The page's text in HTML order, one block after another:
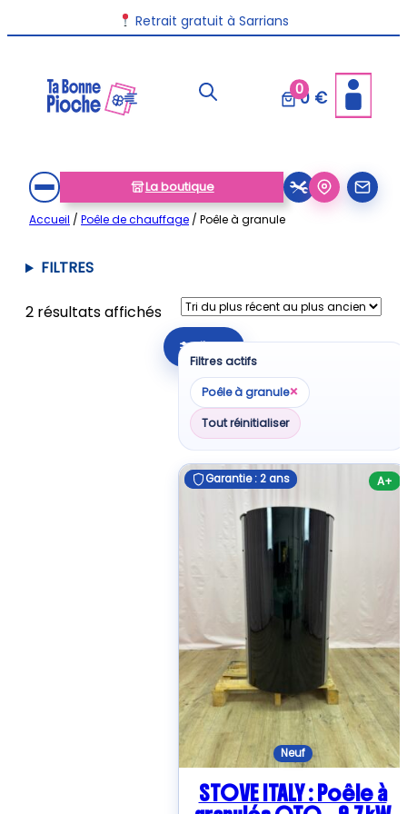
au
Retrait gratuit à Sarrians
00 €
La boutique
Accueil / Poêle de chauffage / Poêle à granule
FILTRES
2 résultats affichésTrié
du
plus
récent
ancien
Filtrer
Filtres actifs
Poêle à granule×
Tout réinitialiser
A+
Garantie : 2 ans
Neuf
Garantie : 2 ans
STOVE ITALY : Poêle à